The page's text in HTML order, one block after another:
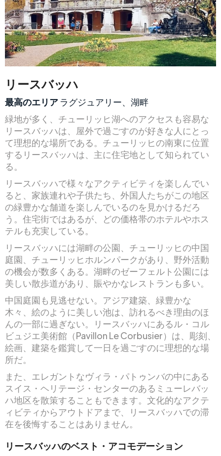
リースバッハ
最高のエリア ラグジュアリー、湖畔
緑地が多く、チューリッヒ湖へのアクセスも容易な
リースバッハは、屋外で過ごすのが好きな人にとっ
て理想的な場所である。チューリッヒの南東に位置
するリースバッハは、主に住宅地として知られてい
る。
リースバッハで様々なアクティビティを楽しんでい
ると、家族連れや子供たち、外国人たちがこの地区
の緑豊かな舗道を楽しんでいるのを見かけるだろ
う。住宅街ではあるが、どの価格帯のホテルやホス
テルも充実している。
リースバッハには湖畔の公園、チューリッヒの中国
庭園、チューリッヒホルンパークがあり、野外活動
の機会が数多くある。湖畔のゼーフェルト公園には
美しい散歩道があり、賑やかなレストランも多い。
中国庭園も見逃せない。アジア建築、緑豊かな
木々、絵のように美しい池は、訪れるべき理由のほ
んの一部に過ぎない。リースバッハにあるル・コル
ビュジエ美術館（Pavillon Le Corbusier）は、彫刻、
絵画、建築を鑑賞して一日を過ごすのに理想的な場
所だ。
また、エレガントなヴィラ・パトゥンバの中にある
スイス・ヘリテージ・センターのあるミューレバッ
ハ地区を散策することもできます。文化的なアクテ
ィビティからアウトドアまで、リースバッハでの滞
在を後悔することはありません。
リースバッハのベスト・アコモデーション